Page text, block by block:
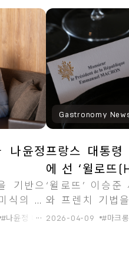
나윤정
기반으
식의 미
#나윤정 대표 #카펠라 레지던스 #다
...
Gastronomy
프랑스 대통
에 선 ‘윌로뜨
‘윌로뜨’ 이승
와 프렌치 기법
코스를 통해, 한
2026-04-09 #마크